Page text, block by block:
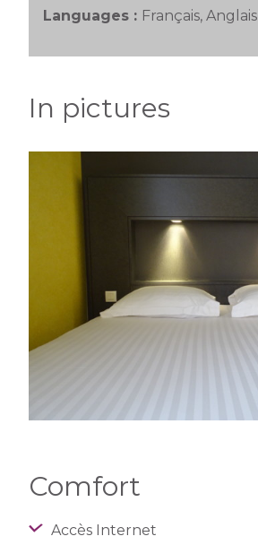
Languages : Français, Anglais
In pictures
Comfort
Accès Internet